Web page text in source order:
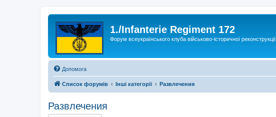
1./Infanterie Regiment 172
Форум всеукраїнського клуба військово-історичної реконструкції
Допомога
Список форумів Інші категорії Развлечения
Развлечения